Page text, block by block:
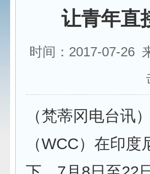
让青年直
时间：2017-07-26
（梵蒂冈电台讯
（WCC）在印